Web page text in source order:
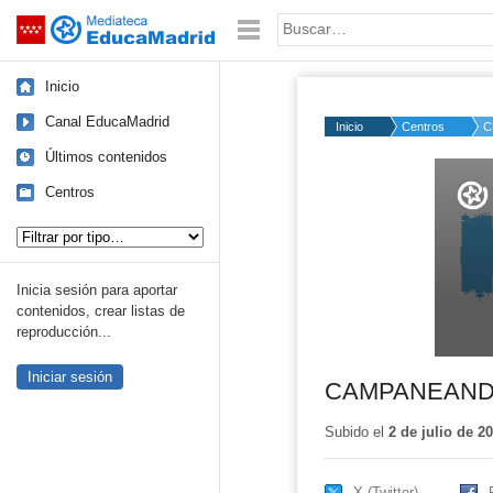
Saltar navegación Palabra o frase:
Inicio
Canal EducaMadrid
Últimos contenidos
Centros
Inicia sesión para aportar
contenidos, crear listas de
reproducción...
Iniciar sesión
Inicio Centros
50%
Subido el 2 de julio de